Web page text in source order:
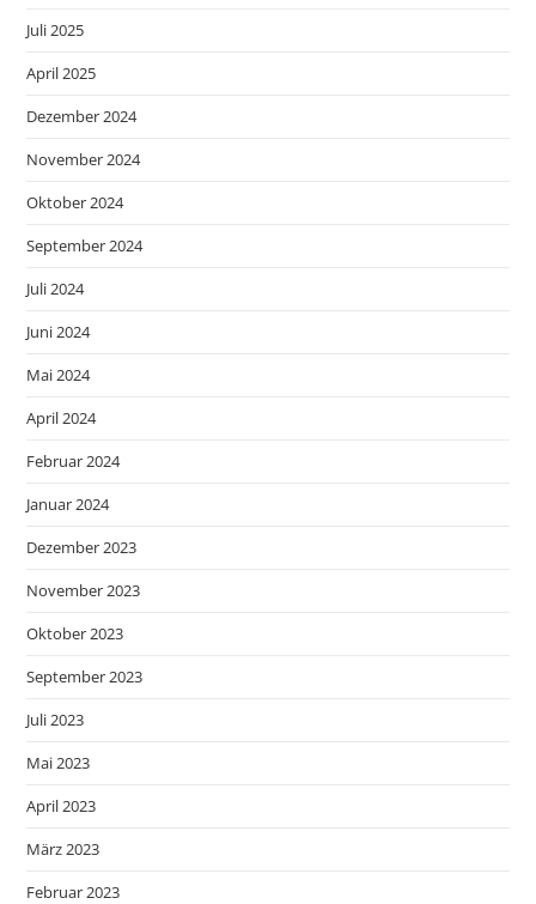
Juli 2025
April 2025
Dezember 2024
November 2024
Oktober 2024
September 2024
Juli 2024
Juni 2024
Mai 2024
April 2024
Februar 2024
Januar 2024
Dezember 2023
November 2023
Oktober 2023
September 2023
Juli 2023
Mai 2023
April 2023
März 2023
Februar 2023